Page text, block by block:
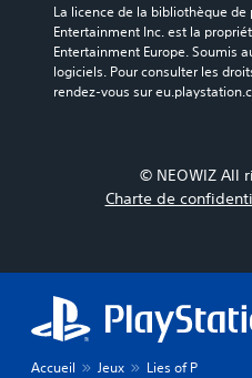
La licence de la bibliothèque
Entertainment Inc. est la
Entertainment Europe. Soumis
logiciels. Pour consulter les
rendez-vous sur
© NEOWIZ All
Charte de
Accueil Jeux Lies of P